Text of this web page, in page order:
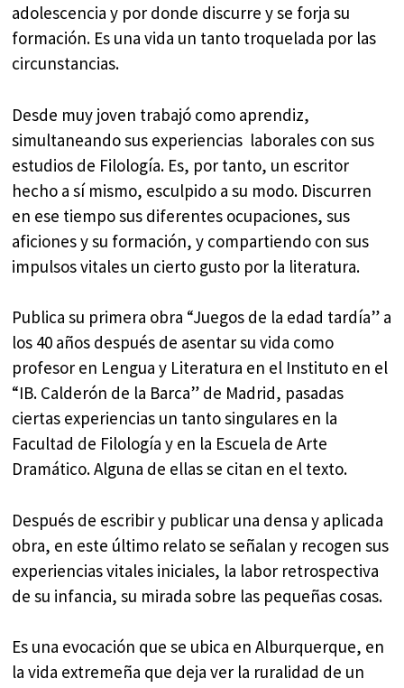
adolescencia y por donde discurre y se forja su
formación. Es una vida un tanto troquelada por las
circunstancias.
Desde muy joven trabajó como aprendiz,
simultaneando sus experiencias laborales con sus
estudios de Filología. Es, por tanto, un escritor
hecho a sí mismo, esculpido a su modo. Discurren
en ese tiempo sus diferentes ocupaciones, sus
aficiones y su formación, y compartiendo con sus
impulsos vitales un cierto gusto por la literatura.
Publica su primera obra “Juegos de la edad tardía” a
los 40 años después de asentar su vida como
profesor en Lengua y Literatura en el Instituto en el
“IB. Calderón de la Barca” de Madrid, pasadas
ciertas experiencias un tanto singulares en la
Facultad de Filología y en la Escuela de Arte
Dramático. Alguna de ellas se citan en el texto.
Después de escribir y publicar una densa y aplicada
obra, en este último relato se señalan y recogen sus
experiencias vitales iniciales, la labor retrospectiva
de su infancia, su mirada sobre las pequeñas cosas.
Es una evocación que se ubica en Alburquerque, en
la vida extremeña que deja ver la ruralidad de un